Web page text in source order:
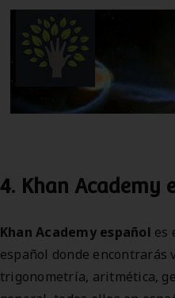
4. Khan Academy
Khan Academy español es
español donde encontrarás
trigonometría, aritmética,